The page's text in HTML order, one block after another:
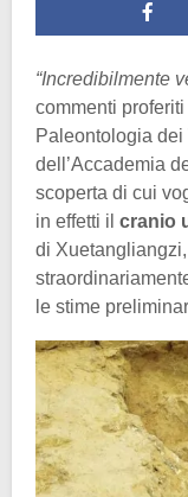
“Incredibilmente
commenti
Paleontologia
dell’Accademia
scoperta di cui
in effetti il cranio
di
le stime